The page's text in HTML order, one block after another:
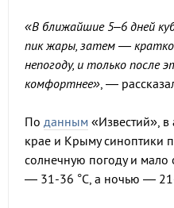
«В ближайшие 5–6 дней
пик жары, затем —
непогоду, и только после
комфортнее», —
По данным «Известий», в
крае и Крыму синоптики
солнечную погоду и мало
— 31-36 °C, а ночью —